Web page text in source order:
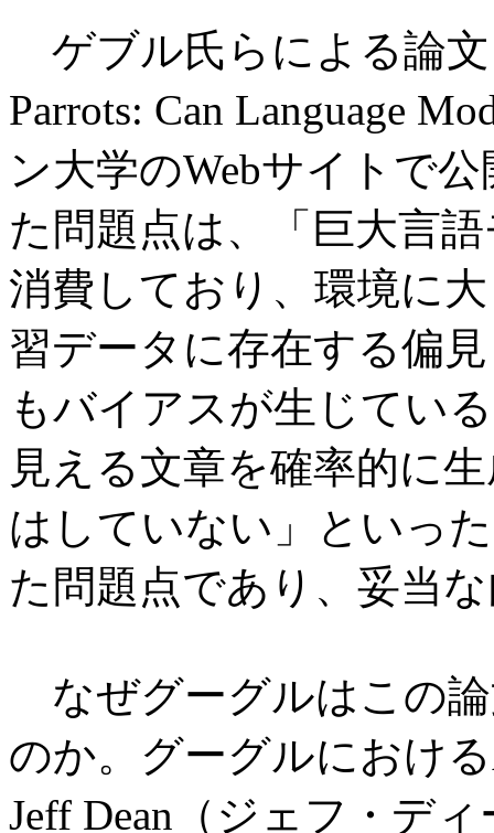
ゲブル氏らによる論文
Parrots: Can Language
ン大学のWebサイトで
た問題点は、「巨大言
消費しており、環境に
習データに存在する偏
もバイアスが生じてい
見える文章を確率的に
はしていない」といっ
た問題点であり、妥当
なぜグーグルはこの
のか。グーグルにおけ
Jeff Dean（ジェフ・デ